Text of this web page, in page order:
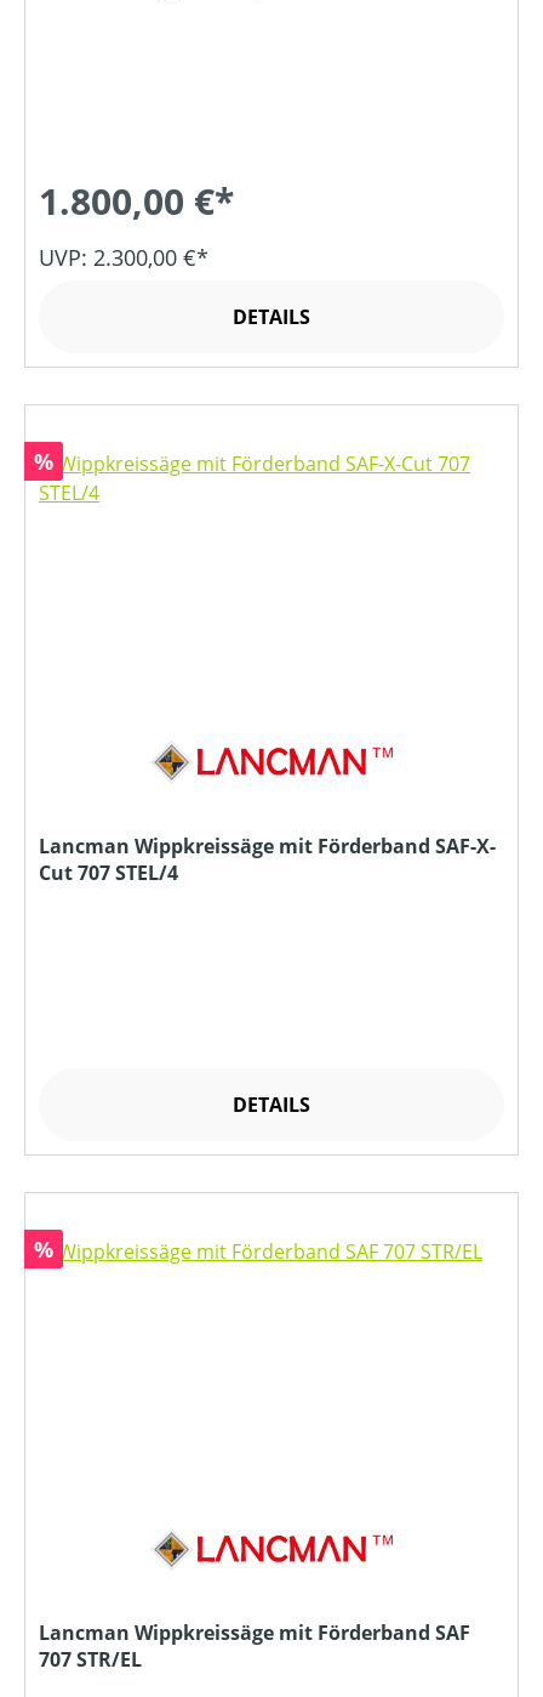
1.800,00 €*
UVP: 2.300,00 €*
DETAILS
Rabatt
%
Lancman Wippkreissäge mit Förderband SAF-X-
Cut 707 STEL/4
DETAILS
Rabatt
%
Lancman Wippkreissäge mit Förderband SAF
707 STR/EL